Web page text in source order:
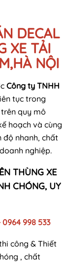
DECAL
XE TẢI
NỘI
Công ty TNHH
tục trong
quy mô
hoạch và cùng
độ nhanh, chất
nghiệp.
THÙNG XE
CHÓNG, UY
998 533
công & Thiết
, chất